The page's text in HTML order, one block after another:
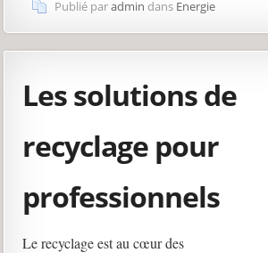
Publié paradmin dans Energie
Les solutions de
recyclage pour
professionnels
Le recyclage est au cœur des